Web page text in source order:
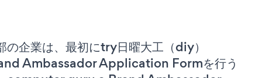
の企業は、最初にtry日曜大工（diy）
Ambassador Application Formを行う